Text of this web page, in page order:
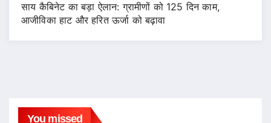
साय कैबिनेट का बड़ा ऐलान: ग्रामीणों को 125 दिन काम,
आजीविका हाट और हरित ऊर्जा को बढ़ावा
You missed